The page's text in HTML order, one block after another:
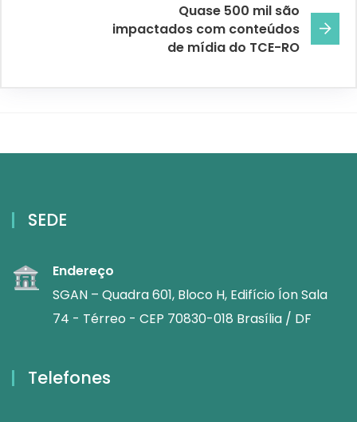
Quase 500 mil são
impactados com conteúdos
de mídia do TCE-RO
SEDE
Endereço
SGAN – Quadra 601, Bloco H, Edifício Íon Sala
74 - Térreo - CEP 70830-018 Brasília / DF
Telefones